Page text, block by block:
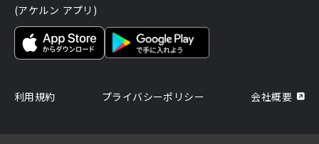
(アケルン アプリ)
利用規約 プライバシーポリシー 会社概要